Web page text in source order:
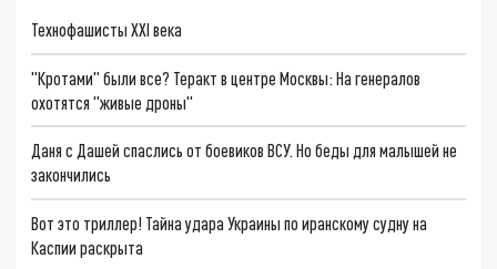
Технофашисты XXI века
"Кротами" были все? Теракт в центре Москвы: На генералов
охотятся "живые дроны"
Даня с Дашей спаслись от боевиков ВСУ. Но беды для малышей не
закончились
Вот это триллер! Тайна удара Украины по иранскому судну на
Каспии раскрыта